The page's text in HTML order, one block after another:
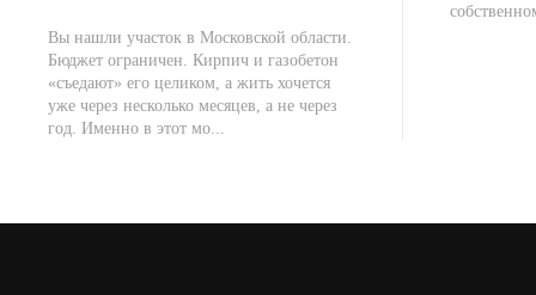
Вы нашли участок в Московской области.
Бюджет ограничен. Кирпич и газобетон
«съедают» его целиком, а жить хочется
уже через несколько месяцев, а не через
год. Именно в этот мо...